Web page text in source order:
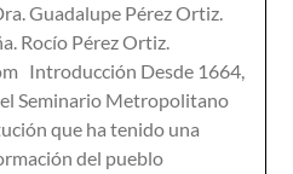
Guadalupe Pérez Ortiz.
Rocío Pérez Ortiz.
Introducción Desde 1664,
el Seminario Metropolitano
que ha tenido una
del pueblo